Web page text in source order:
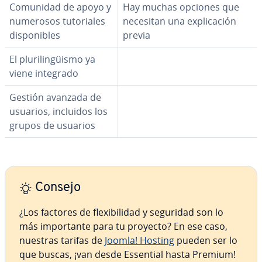
Comunidad de apoyo y
numerosos tu­to­ria­les
di­s­po­ni­bles
Hay muchas opciones que
necesitan una ex­pli­ca­ción
previa
El plu­ri­li­n­güi­s­mo ya
viene integrado
Gestión avanzada de
usuarios, incluidos los
grupos de usuarios
Consejo
¿Los factores de fle­xi­bi­li­dad y seguridad son lo
más im­po­r­ta­n­te para tu proyecto? En ese caso,
nuestras tarifas de Joomla! Hosting pueden ser lo
que buscas, ¡van desde Essential hasta Premium!